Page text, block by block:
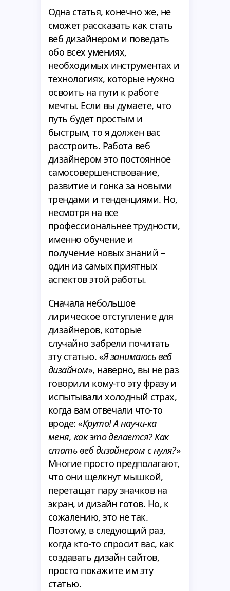
Одна статья, конечно же, не
сможет рассказать как стать
веб дизайнером и поведать
обо всех умениях,
необходимых инструментах и
технологиях, которые нужно
освоить на пути к работе
мечты. Если вы думаете, что
путь будет простым и
быстрым, то я должен вас
расстроить. Работа веб
дизайнером это постоянное
самосовершенствование,
развитие и гонка за новыми
трендами и тенденциями. Но,
несмотря на все
профессиональнее трудности,
именно обучение и
получение новых знаний –
один из самых приятных
аспектов этой работы.
Сначала небольшое
лирическое отступление для
дизайнеров, которые
случайно забрели почитать
эту статью. «Я занимаюсь веб
дизайном», наверно, вы не раз
говорили кому-то эту фразу и
испытывали холодный страх,
когда вам отвечали что-то
вроде: «Круто! А научи-ка
меня, как это делается? Как
стать веб дизайнером с нуля?»
Многие просто предполагают,
что они щелкнут мышкой,
перетащат пару значков на
экран, и дизайн готов. Но, к
сожалению, это не так.
Поэтому, в следующий раз,
когда кто-то спросит вас, как
создавать дизайн сайтов,
просто покажите им эту
статью.